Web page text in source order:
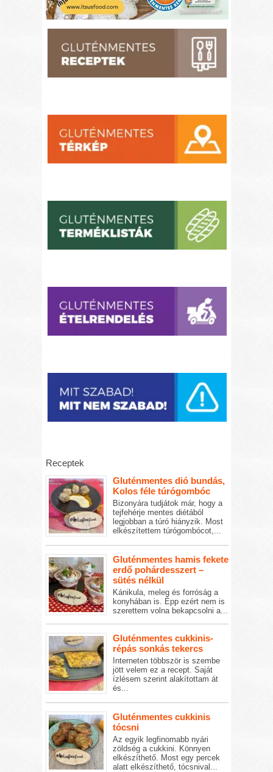
Receptek
Gluténmentes dió bundás,
Kolos féle túrógombóc
Bizonyára tudjátok már, hogy a
tejfehérje mentes diétából
legjobban a túró hiányzik. Most
elkészítettem túrógombócot,...
Gluténmentes hamis fekete
erdő pohárdesszert –
sütés nélkül
Kánikula, meleg és forróság a
konyhában is. Épp ezért nem is
szerettem volna bekapcsolni a...
Gluténmentes cukkinis-
répás sonkás tekercs
Interneten többször is szembe
jött velem ez a recept. Saját
ízlésem szerint alakítottam át
és...
Gluténmentes cukkinis
tócsni
Az egyik legfinomabb nyári
zöldség a cukkini. Könnyen
elkészíthető. Most egy percek
alatt elkészíthető, tócsnival...